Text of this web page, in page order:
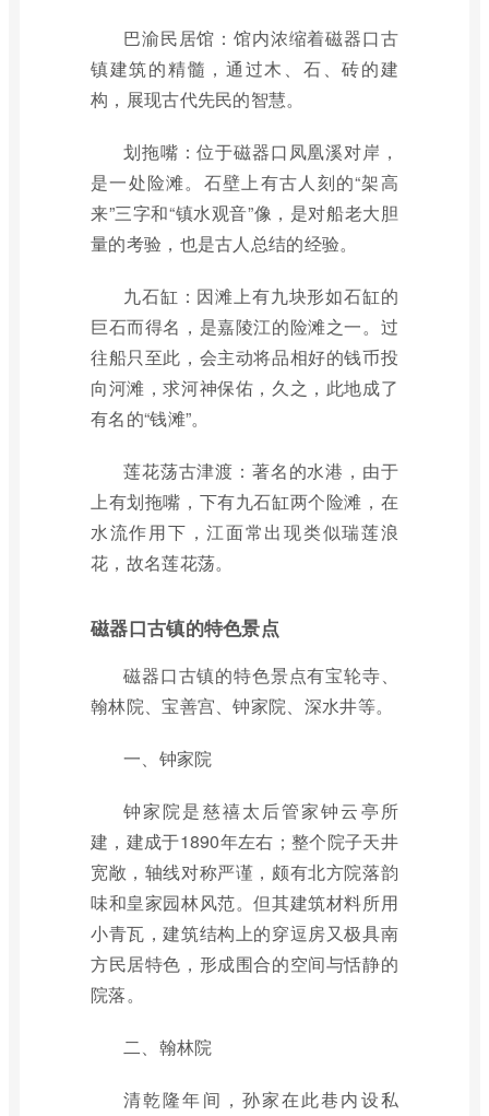
巴渝民居馆：馆内浓缩着磁器口古
镇建筑的精髓，通过木、石、砖的建
构，展现古代先民的智慧。
划拖嘴：位于磁器口凤凰溪对岸，
是一处险滩。石壁上有古人刻的“架高
来”三字和“镇水观音”像，是对船老大胆
量的考验，也是古人总结的经验。
九石缸：因滩上有九块形如石缸的
巨石而得名，是嘉陵江的险滩之一。过
往船只至此，会主动将品相好的钱币投
向河滩，求河神保佑，久之，此地成了
有名的“钱滩”。
莲花荡古津渡：著名的水港，由于
上有划拖嘴，下有九石缸两个险滩，在
水流作用下，江面常出现类似瑞莲浪
花，故名莲花荡。
磁器口古镇的特色景点
磁器口古镇的特色景点有宝轮寺、
翰林院、宝善宫、钟家院、深水井等。
一、钟家院
钟家院是慈禧太后管家钟云亭所
建，建成于1890年左右；整个院子天井
宽敞，轴线对称严谨，颇有北方院落韵
味和皇家园林风范。但其建筑材料所用
小青瓦，建筑结构上的穿逗房又极具南
方民居特色，形成围合的空间与恬静的
院落。
二、翰林院
清乾隆年间，孙家在此巷内设私